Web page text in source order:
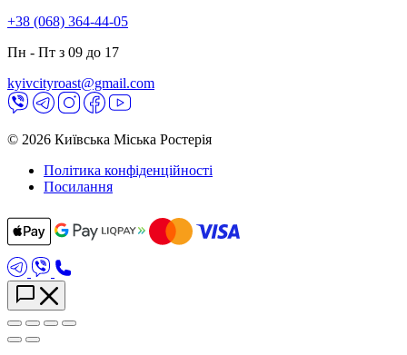
+38 (068) 364-44-05
Пн - Пт з 09 до 17
kyivcityroast@gmail.com
© 2026 Київська Міська Ростерія
Політика конфіденційності
Посилання